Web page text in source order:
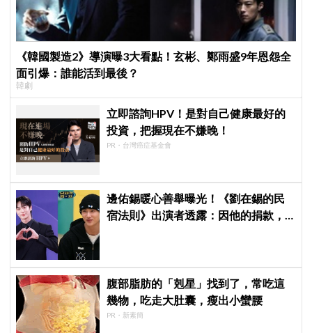
《韓國製造2》導演曝3大看點！玄彬、鄭雨盛9年恩怨全
面引爆：誰能活到最後？
韓劇
立即諮詢HPV！是對自己健康最好的
投資，把握現在不嫌晚！
PR・台灣癌症基金會
邊佑錫暖心善舉曝光！《劉在錫的民
宿法則》出演者透露：因他的捐款，
腹部脂肪的「剋星」找到了，常吃這
幾物，吃走大肚囊，瘦出小蠻腰
PR・新素簡